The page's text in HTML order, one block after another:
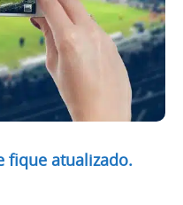
fique atualizado.